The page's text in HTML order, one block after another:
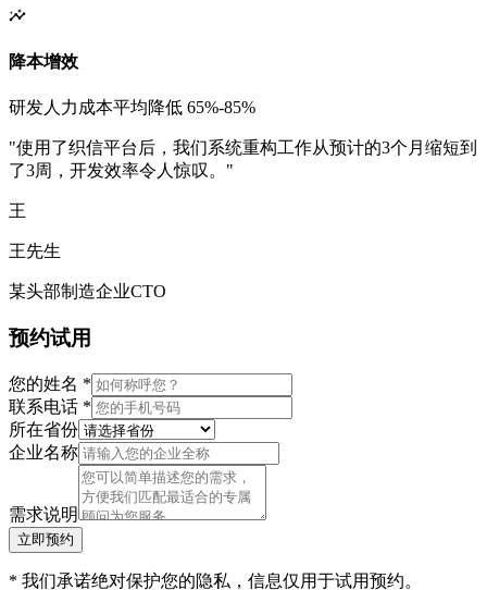
降本增效
研发人力成本平均降低 65%-85%
"使用了织信平台后，我们系统重构工作从预计的3个月缩短到
了3周，开发效率令人惊叹。"
王
王先生
某头部制造企业CTO
预约试用
您的姓名 *
联系电话 *
所在省份
企业名称
需求说明
立即预约
* 我们承诺绝对保护您的隐私，信息仅用于试用预约。